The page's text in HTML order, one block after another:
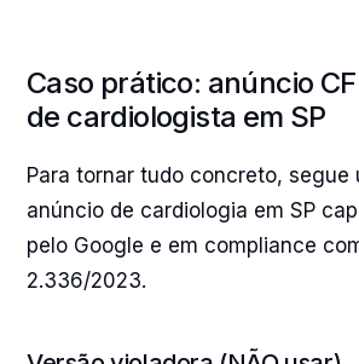
Caso prático: anúncio
de cardiologista em SP
Para tornar tudo concreto, segue
anúncio de cardiologia em SP
pelo Google e em compliance
2.336/2023.